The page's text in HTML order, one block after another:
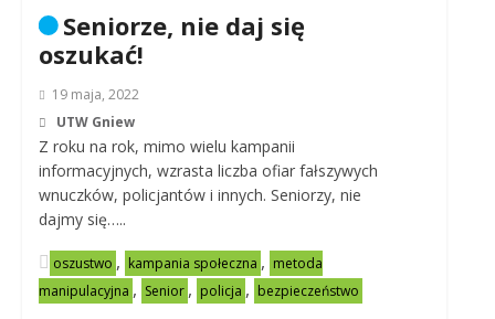
Seniorze, nie daj się
oszukać!
19 maja, 2022
UTW Gniew
Z roku na rok, mimo wielu kampanii
informacyjnych, wzrasta liczba ofiar fałszywych
wnuczków, policjantów i innych. Seniorzy, nie
dajmy się…..
oszustwo , kampania społeczna , metoda
manipulacyjna , Senior , policja , bezpieczeństwo